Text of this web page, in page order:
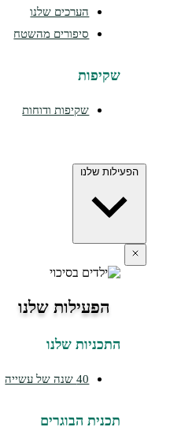
הערכים שלנו
סיפורים מהשטח
שקיפות ודוחות
שלנו
הפעילות שלנו
שלנו
הבוגרים